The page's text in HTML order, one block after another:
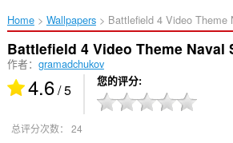
Home Wallpapers Battlefield 4 Video Theme
Battlefield 4 Video Theme Naval
作者： gramadchukov
4.6/ 5 您的评分
总评分次数： 24